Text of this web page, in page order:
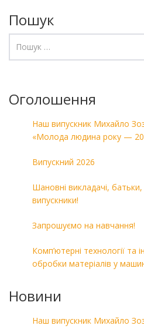
Пошук
Оголошення
Наш випускник Михайло
«Молода людина року —
Випускний 2026
Шановні викладачі, батьки, любі студенти та інші
випускники!
Запрошуємо на навчання!
Комп’ютерні технології та
обробки матеріалів у
Новини
Наш випускник Михайло